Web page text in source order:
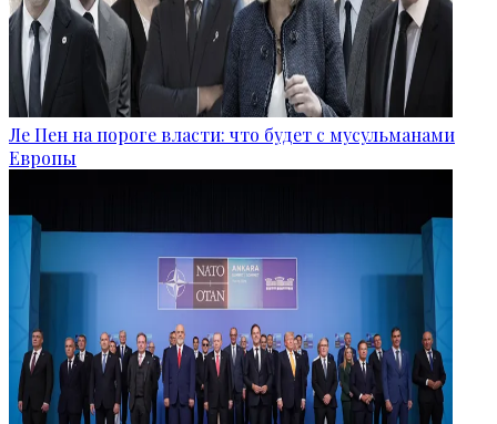
Ле Пен на пороге власти: что будет с мусульманами
Европы